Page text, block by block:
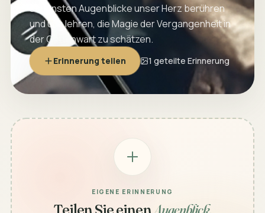
schönsten Augenblicke unser Herz berühren
und uns lehren, die Magie der Vergangenheit in
der Gegenwart zu schätzen.
Erinnerung teilen 1 geteilte Erinnerung
EIGENE ERINNERUNG